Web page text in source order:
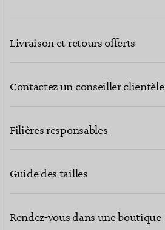
Livraison et retours offerts
Contactez un conseiller clientèle
Filières responsables
Guide des tailles
Rendez-vous dans une boutique